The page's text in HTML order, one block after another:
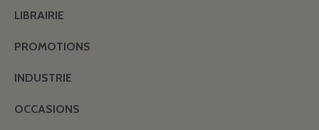
LIBRAIRIE
PROMOTIONS
INDUSTRIE
OCCASIONS